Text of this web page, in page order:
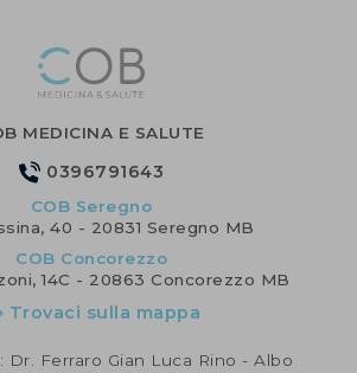
MEDICINA E SALUTE
0396791643
COB Seregno
40 - 20831 Seregno MB
COB Concorezzo
14C - 20863 Concorezzo MB
Trovaci sulla mappa
Dr. Ferraro Gian Luca Rino - Albo